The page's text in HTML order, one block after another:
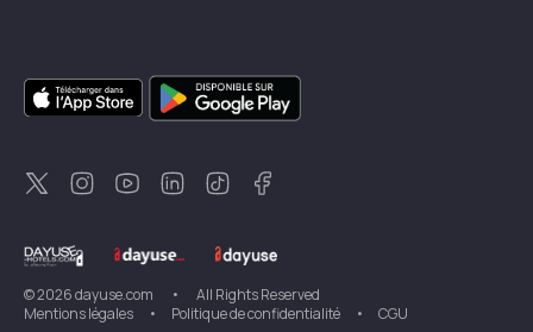
DayuseSingapour
DayuseSuède
DayuseThaïlande
DayuseNouvelle-Zélande
DayuseTurquie
©2026dayuse.com •
All Rights Reserved
Mentions légales
• Politique de confidentialité • CGU